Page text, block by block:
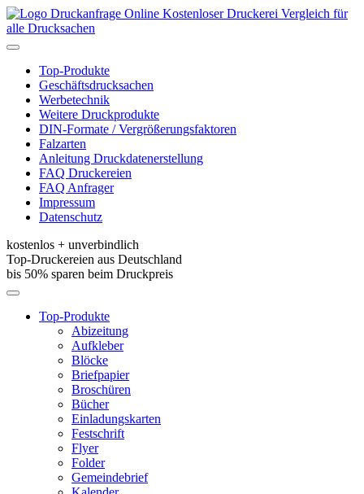
Kostenloser Druckerei Vergleich für
alle Drucksachen
Toggle
navigationTop-Produkte
Geschäftsdrucksachen
Werbetechnik
Weitere Druckprodukte
DIN-Formate / Vergrößerungsfaktoren
Falzarten
Anleitung Druckdatenerstellung
FAQ Druckereien
FAQ Anfrager
Impressum
Datenschutz
kostenlos + unverbindlich
Top-Druckereien aus Deutschland
bis 50% sparen beim Druckpreis
Toggle
navigationTop-Produkte
Abizeitung
Aufkleber
Blöcke
Briefpapier
Broschüren
Bücher
Einladungskarten
Festschrift
Flyer
Folder
Gemeindebrief